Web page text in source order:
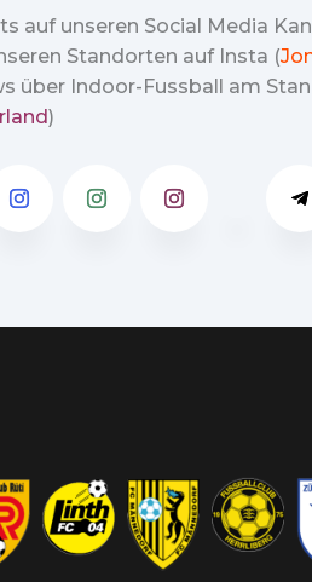
auf unseren Social Media
Standorten auf Insta (
über Indoor-Fussball am
)